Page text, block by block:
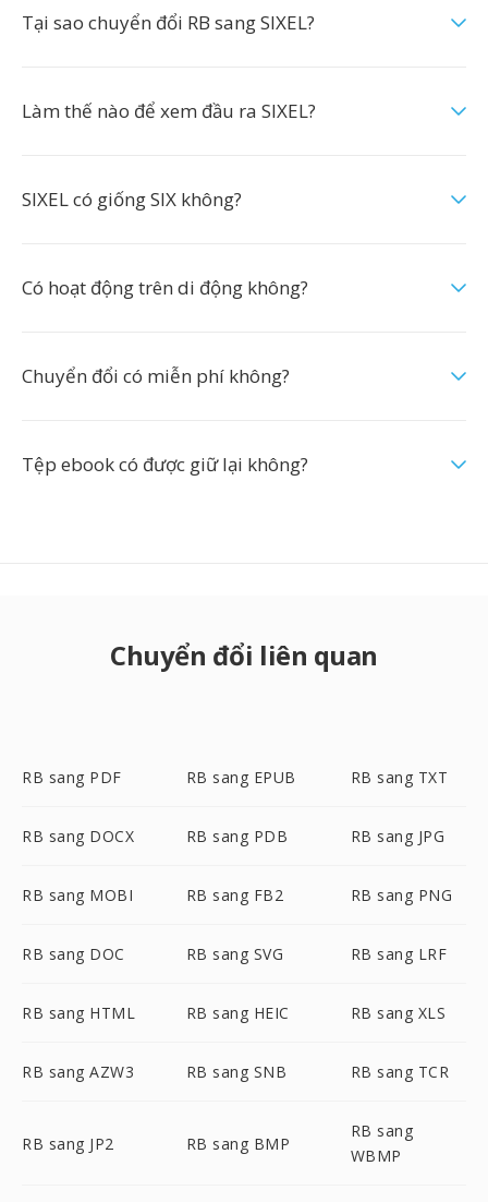
Tại sao chuyển đổi RB sang SIXEL?
Làm thế nào để xem đầu ra SIXEL?
SIXEL có giống SIX không?
Có hoạt động trên di động không?
Chuyển đổi có miễn phí không?
Tệp ebook có được giữ lại không?
Chuyển đổi liên quan
RB sang PDF RB sang EPUB RB sang TXT
RB sang DOCX RB sang PDB RB sang JPG
RB sang MOBI RB sang FB2 RB sang PNG
RB sang DOC RB sang SVG RB sang LRF
RB sang HTML RB sang HEIC RB sang XLS
RB sang AZW3 RB sang SNB RB sang TCR
RB sang JP2 RB sang BMP
RB sang
WBMP